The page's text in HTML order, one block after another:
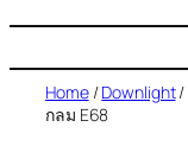
Home/Downlight/
กลม E68